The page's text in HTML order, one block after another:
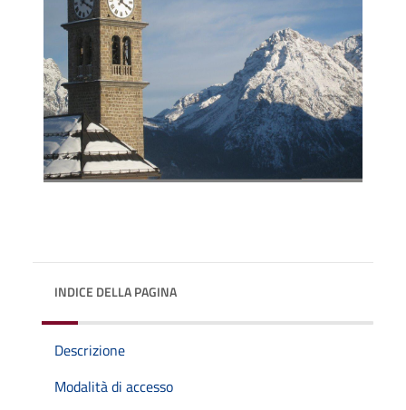
INDICE DELLA PAGINA
Descrizione
Modalità di accesso